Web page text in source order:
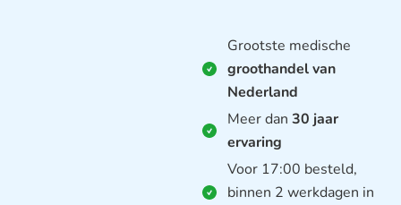
Grootste medische
groothandel van
Nederland
Meer dan 30 jaar
ervaring
Voor 17:00 besteld,
binnen 2 werkdagen in